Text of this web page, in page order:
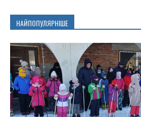
НАЙПОПУЛЯРНІШЕ